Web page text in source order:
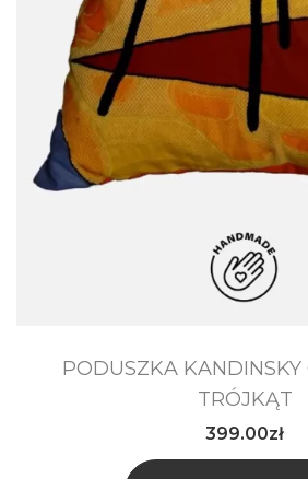
PREZENTY NA RÓŻNE
Bajkowy ślub
Komunia dziecka
Urodziny przyjaciół
Prezent na zamówienie
DEKORACJE WNĘTRZ
Elegancka kuchnia
PODUSZKA
TRÓJKĄT
399.00zł